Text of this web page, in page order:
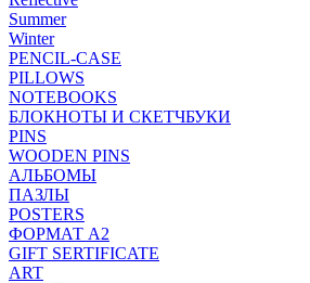
Summer
Winter
PENCIL-CASE
PILLOWS
NOTEBOOKS
БЛОКНОТЫ И СКЕТЧБУКИ
PINS
WOODEN PINS
АЛЬБОМЫ
ПАЗЛЫ
POSTERS
ФОРМАТ А2
GIFT SERTIFICATE
ART